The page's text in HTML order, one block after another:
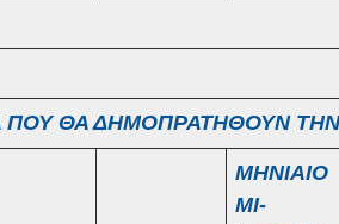
ΘΑ ΔΗΜΟΠΡΑΤΗΘΟΥΝ ΤΗΝ
ΜΗΝΙΑΙΟ
ΜΙ-